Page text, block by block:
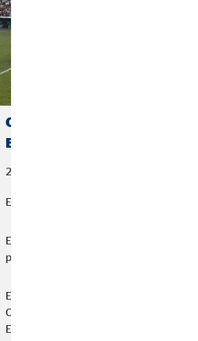
OVB España se suma a la
ELA en Cáceres
22 de junio de 2026
El fútbol también puede cambiar vidas
En OVB España creemos firmemente en
presentes en aquellas iniciativas que
El pasado 20 de junio tuvimos el honor
Cáceres en el Partido Solidario por la
España,